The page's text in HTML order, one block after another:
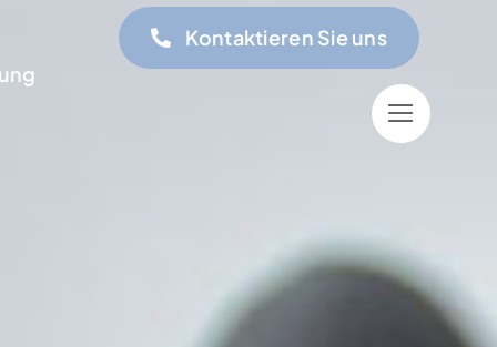
Kontaktieren Sie uns